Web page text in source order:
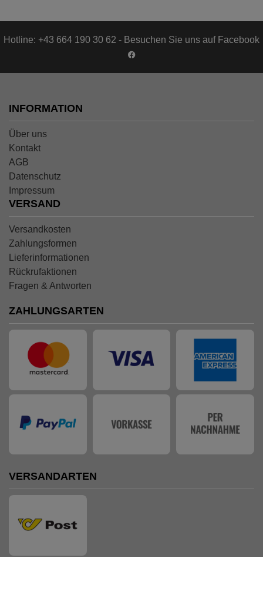
Hotline: +43 664 190 30 62 - Besuchen Sie uns auf Facebook
INFORMATION
Über uns
Kontakt
AGB
Datenschutz
Impressum
VERSAND
Versandkosten
Zahlungsformen
Lieferinformationen
Rückrufaktionen
Fragen & Antworten
ZAHLUNGSARTEN
VERSANDARTEN